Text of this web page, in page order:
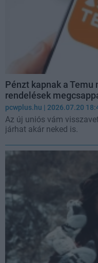
Pénzt kapnak a
rendelések
pcwplus.hu | 2026.07.20
Az új uniós vám
járhat akár neked is.